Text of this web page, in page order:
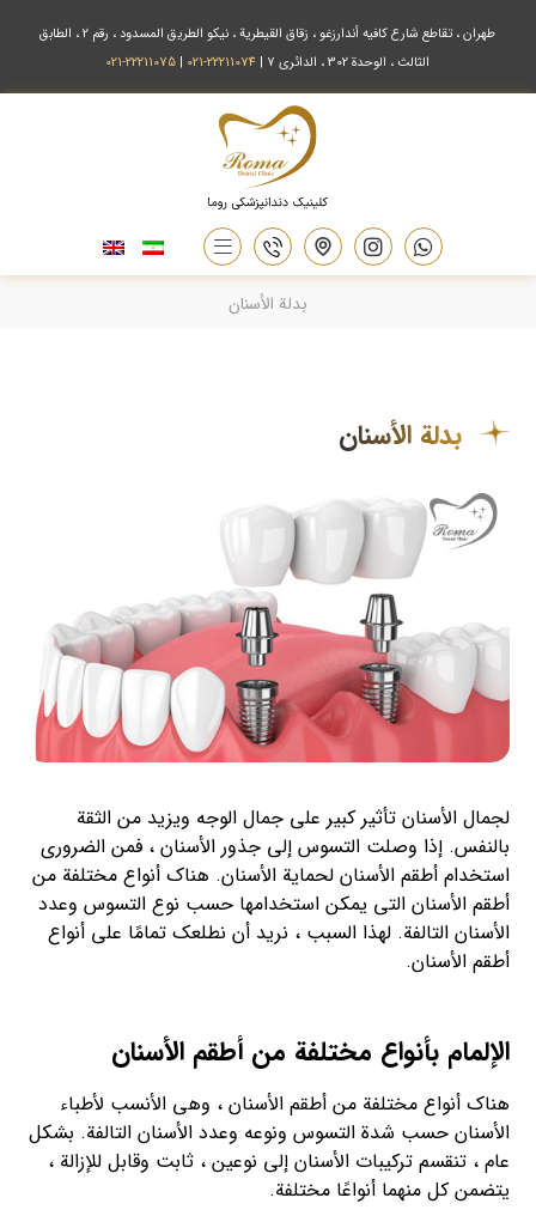
طهران ، تقاطع شارع كافيه أندارزغو ، زقاق القيطرية ، نيكو الطريق المسدود ، رقم 2 ، الطابق
الثالث ، الوحدة 302 ، الدائري 7 |
22211074-021
|
22211075-021
بدلة الأسنان
بدلة الأسنان
لجمال الأسنان تأثير كبير على جمال الوجه ويزيد من الثقة
بالنفس. إذا وصلت التسوس إلى جذور الأسنان ، فمن الضروري
استخدام أطقم الأسنان لحماية الأسنان. هناك أنواع مختلفة من
أطقم الأسنان التي يمكن استخدامها حسب نوع التسوس وعدد
الأسنان التالفة. لهذا السبب ، نريد أن نطلعك تمامًا على أنواع
أطقم الأسنان.
الإلمام بأنواع مختلفة من أطقم الأسنان
هناك أنواع مختلفة من أطقم الأسنان ، وهي الأنسب لأطباء
الأسنان حسب شدة التسوس ونوعه وعدد الأسنان التالفة. بشكل
عام ، تنقسم تركيبات الأسنان إلى نوعين ، ثابت وقابل للإزالة ،
يتضمن كل منهما أنواعًا مختلفة.